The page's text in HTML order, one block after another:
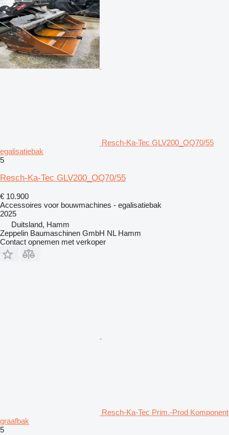
Resch-Ka-Tec GLV200_OQ70/55
egalisatiebak
5
Resch-Ka-Tec GLV200_OQ70/55
€ 10.900
Accessoires voor bouwmachines - egalisatiebak
2025
Duitsland, Hamm
Zeppelin Baumaschinen GmbH NL Hamm
Contact opnemen met verkoper
Resch-Ka-Tec Prim.-Prod Komponent
graafbak
5